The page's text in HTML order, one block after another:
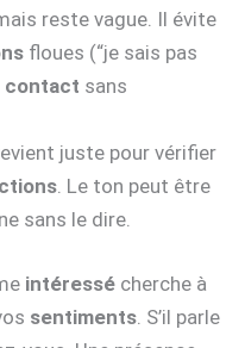
reste vague. Il évite
floues (“je sais pas
contact sans
juste pour vérifier
. Le ton peut être
sans le dire.
intéressé cherche à
sentiments . S’il parle